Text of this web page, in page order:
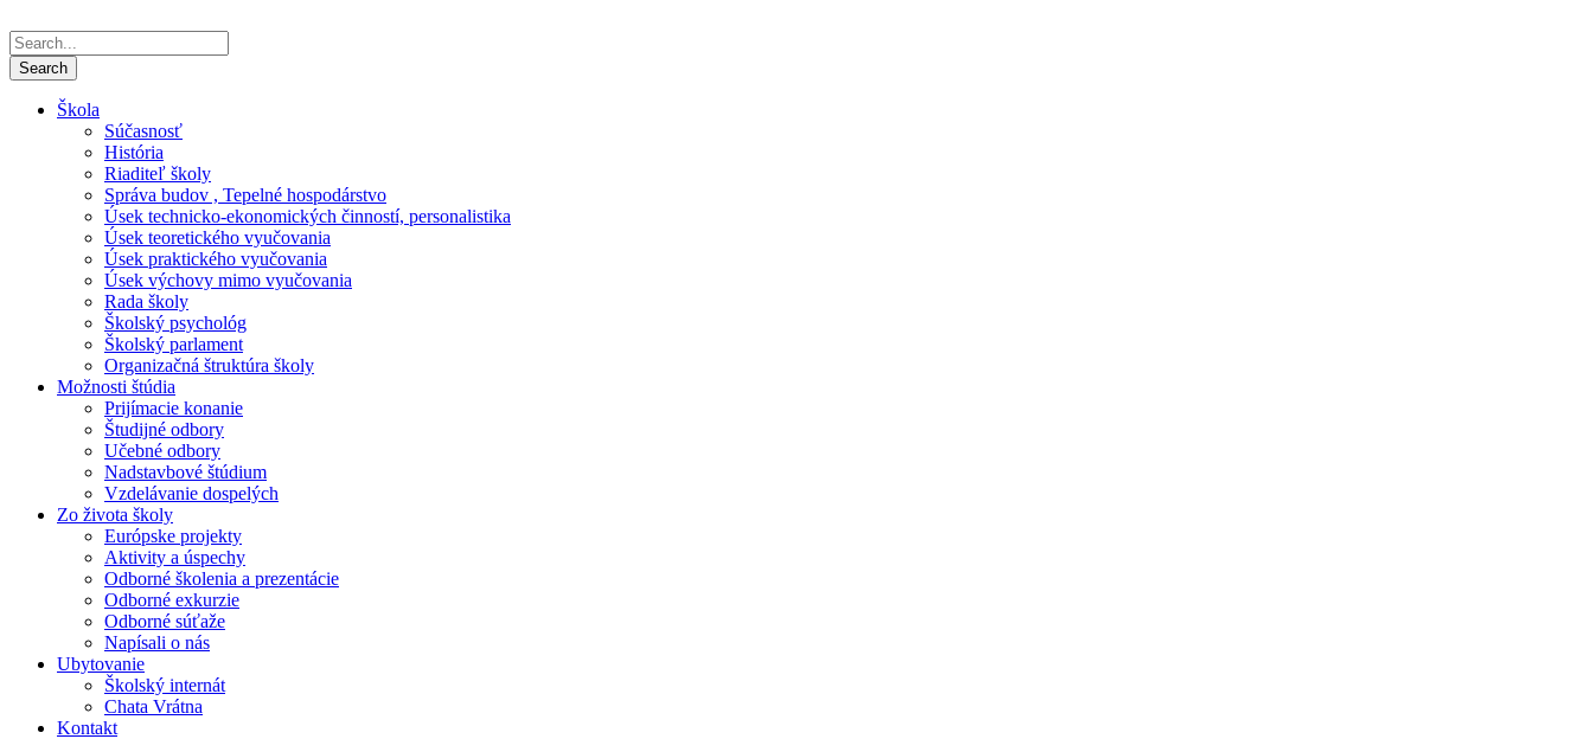
Škola
Súčasnosť
História
Riaditeľ školy
Správa budov , Tepelné hospodárstvo
Úsek technicko-ekonomických činností, personalistika
Úsek teoretického vyučovania
Úsek praktického vyučovania
Úsek výchovy mimo vyučovania
Rada školy
Školský psychológ
Školský parlament
Organizačná štruktúra školy
Možnosti štúdia
Prijímacie konanie
Študijné odbory
Učebné odbory
Nadstavbové štúdium
Vzdelávanie dospelých
Zo života školy
Európske projekty
Aktivity a úspechy
Odborné školenia a prezentácie
Odborné exkurzie
Odborné súťaže
Napísali o nás
Ubytovanie
Školský internát
Chata Vrátna
Kontakt